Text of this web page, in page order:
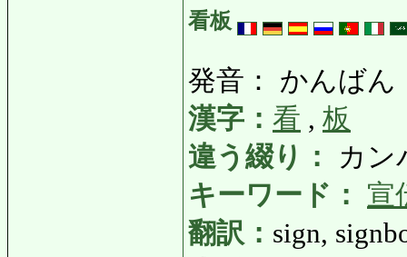
看板
発音： かんばん
漢字： 看 , 板
違う綴り：
カン
キーワード：
宣
翻訳： sign,